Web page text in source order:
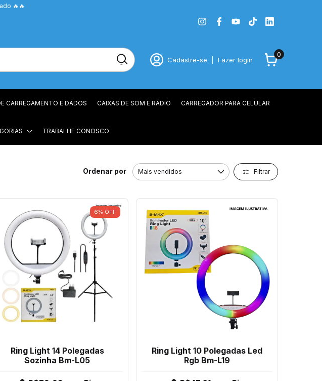
🔥🔥
Cadastre-se Fazer login
0
CARREGAMENTO E DADOS CAIXAS DE SOM E RÁDIO CARREGADOR PARA CELULAR
TRABALHE CONOSCO
Ordenar por Filtrar
6% OFF
Ring Light 14 Polegadas
Sozinha Bm-L05
Ring Light 10 Polegadas Led
Rgb Bm-L19